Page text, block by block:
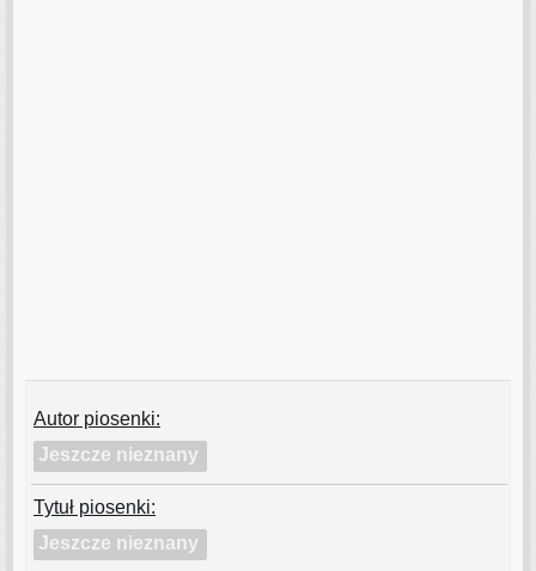
Autor piosenki:
Jeszcze nieznany
Tytuł piosenki:
Jeszcze nieznany